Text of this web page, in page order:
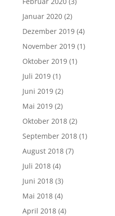
Januar 2020(2)
Dezember 2019(4)
November 2019(1)
Oktober 2019(1)
Juli 2019(1)
Juni 2019(2)
Mai 2019(2)
Oktober 2018(2)
September 2018(1)
August 2018(7)
Juli 2018(4)
Juni 2018(3)
Mai 2018(4)
April 2018(4)